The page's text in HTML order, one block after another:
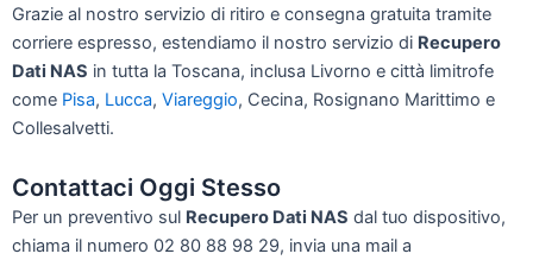
Grazie al nostro servizio di ritiro e consegna gratuita tramite
corriere espresso, estendiamo il nostro servizio di Recupero
Dati NAS in tutta la Toscana, inclusa Livorno e città limitrofe
come Pisa, Lucca, Viareggio, Cecina, Rosignano Marittimo e
Collesalvetti.
Contattaci Oggi Stesso
Per un preventivo sul Recupero Dati NAS dal tuo dispositivo,
chiama il numero 02 80 88 98 29, invia una mail a